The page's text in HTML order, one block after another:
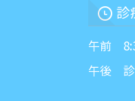
診
午前
午後 診